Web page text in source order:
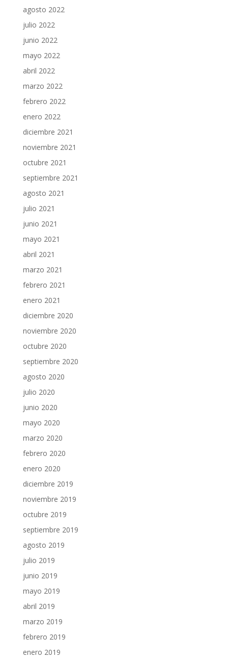
agosto 2022
julio 2022
junio 2022
mayo 2022
abril 2022
marzo 2022
febrero 2022
enero 2022
diciembre 2021
noviembre 2021
octubre 2021
septiembre 2021
agosto 2021
julio 2021
junio 2021
mayo 2021
abril 2021
marzo 2021
febrero 2021
enero 2021
diciembre 2020
noviembre 2020
octubre 2020
septiembre 2020
agosto 2020
julio 2020
junio 2020
mayo 2020
marzo 2020
febrero 2020
enero 2020
diciembre 2019
noviembre 2019
octubre 2019
septiembre 2019
agosto 2019
julio 2019
junio 2019
mayo 2019
abril 2019
marzo 2019
febrero 2019
enero 2019